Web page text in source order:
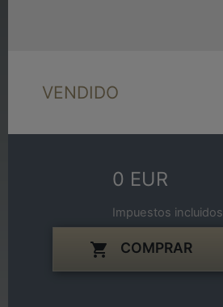
VENDIDO
0 EUR
Impuestos incluidos
 COMPRAR